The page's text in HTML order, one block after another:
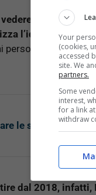
accanto ai
l’identità di chi
personaggi
le storie in
dal 2018,
Your
(cookies,
accessed
site. We
partners.
Some
interest,
for a link
withdraw